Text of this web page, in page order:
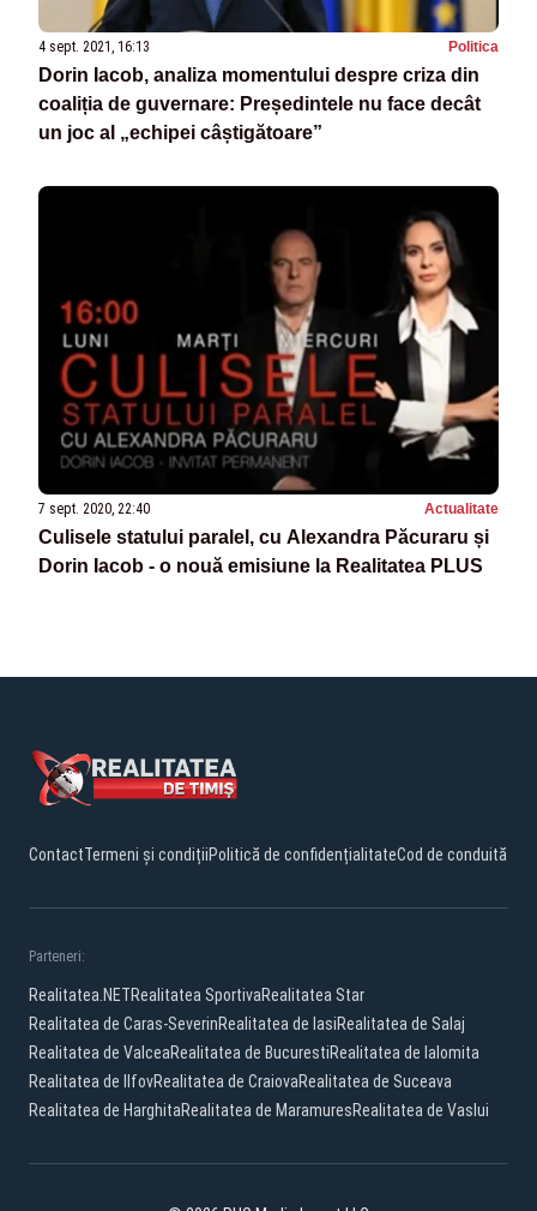
4 sept. 2021, 16:13 Politica
Dorin Iacob, analiza momentului despre criza din
coaliția de guvernare: Președintele nu face decât
un joc al „echipei câștigătoare”
7 sept. 2020, 22:40 Actualitate
Culisele statului paralel, cu Alexandra Păcuraru și
Dorin Iacob - o nouă emisiune la Realitatea PLUS
ContactTermeni și condițiiPolitică de confidențialitateCod de conduită
Parteneri:
Realitatea.NETRealitatea SportivaRealitatea Star
Realitatea de Caras-SeverinRealitatea de IasiRealitatea de Salaj
Realitatea de ValceaRealitatea de BucurestiRealitatea de Ialomita
Realitatea de IlfovRealitatea de CraiovaRealitatea de Suceava
Realitatea de HarghitaRealitatea de MaramuresRealitatea de Vaslui